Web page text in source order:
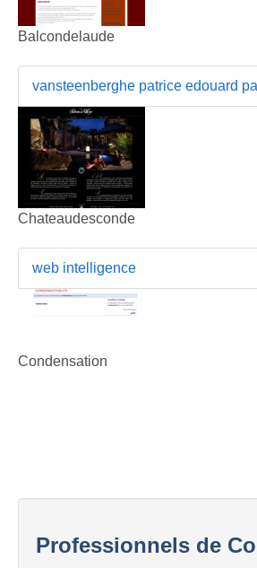
Balcondelaude
vansteenberghe patrice edouard
Chateaudesconde
web intelligence
Condensation
Professionnels de